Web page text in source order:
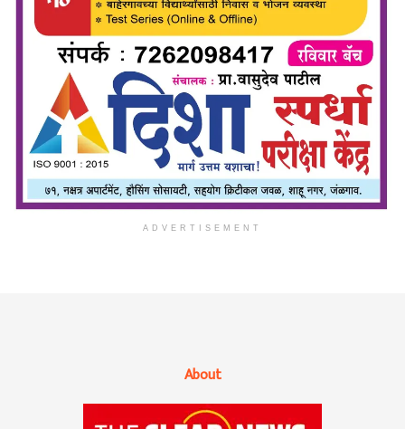
ADVERTISEMENT
About